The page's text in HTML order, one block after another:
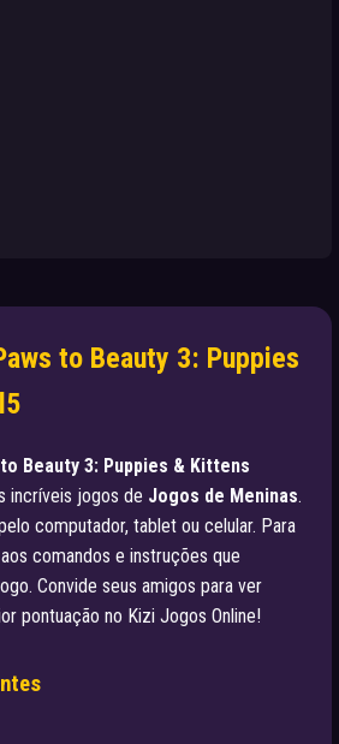
to Beauty 3: Puppies
Beauty 3: Puppies & Kittens
incríveis jogos de Jogos de Meninas.
computador, tablet ou celular. Para
comandos e instruções que
Convide seus amigos para ver
pontuação no Kizi Jogos Online!